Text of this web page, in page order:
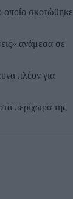
οποίο σκοτώθηκε
ανάμεσα σε
πλέον για
περίχωρα της